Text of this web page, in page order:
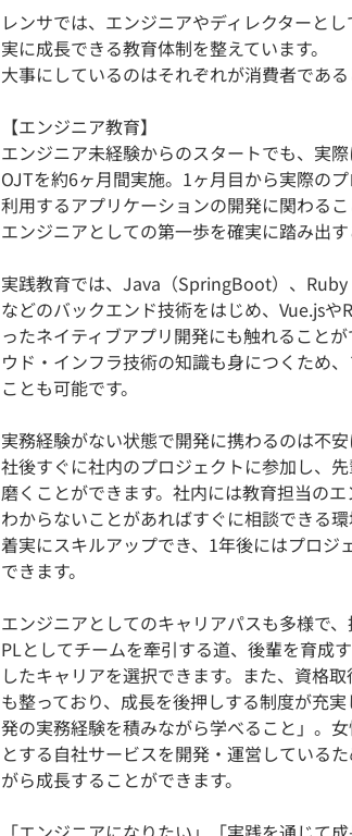
レンサでは、エンジニアやディレクターと
実に成長できる教育体制を整えています。
大事にしているのはそれぞれが消費者であ
【エンジニア教育】
エンジニア未経験からのスタートでも、実
OJTを約6ヶ月間実施。1ヶ月目から実際の
利用するアプリケーションの開発に関わる
エンジニアとしての第一歩を確実に踏み出す
実践教育では、Java（SpringBoot）、Ruby
などのバックエンド技術をはじめ、Vue.js
ったネイティブアプリ開発にも触れること
ウド・インフラ技術の知識も身につくため
ことも可能です。
実務経験がない状態で開発に携わるのは不
社後すぐに社内のプロジェクトに参加し、
磨くことができます。社内には教育担当の
わからないことがあればすぐに相談できる
着実にスキルアップでき、1年後にはプロ
できます。
エンジニアとしてのキャリアパスも多様で
PLとしてチームを牽引する道、後輩を育成
したキャリアを選択できます。また、資格
も整っており、成長を後押しする制度が充
発の実務経験を積みながら学べること」。
とする自社サービスを開発・運営している
がら成長することができます。